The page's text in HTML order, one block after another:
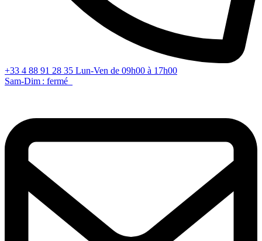
+33 4 88 91 28 35 Lun-Ven de 09h00 à 17h00
Sam-Dim : fermé